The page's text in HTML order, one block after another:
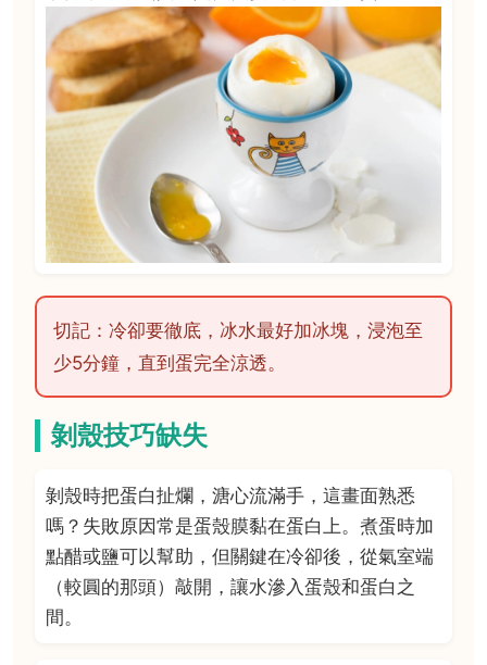
切記：冷卻要徹底，冰水最好加冰塊，浸泡至
少5分鐘，直到蛋完全涼透。
剝殼技巧缺失
剝殼時把蛋白扯爛，溏心流滿手，這畫面熟悉
嗎？失敗原因常是蛋殼膜黏在蛋白上。煮蛋時加
點醋或鹽可以幫助，但關鍵在冷卻後，從氣室端
（較圓的那頭）敲開，讓水滲入蛋殼和蛋白之
間。